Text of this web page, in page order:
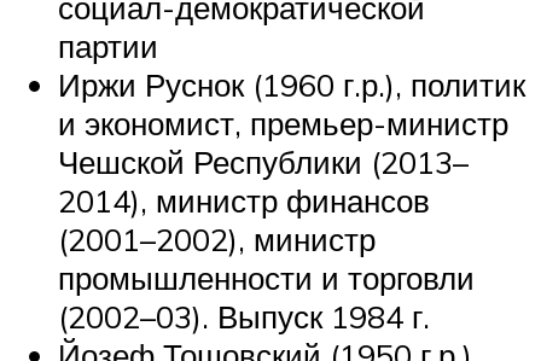
партии
Иржи Руснок (1960 г.р.), политик
и экономист, премьер-министр
Чешской Республики (2013–
2014), министр финансов
(2001–2002), министр
промышленности и торговли
(2002–03). Выпуск 1984 г.